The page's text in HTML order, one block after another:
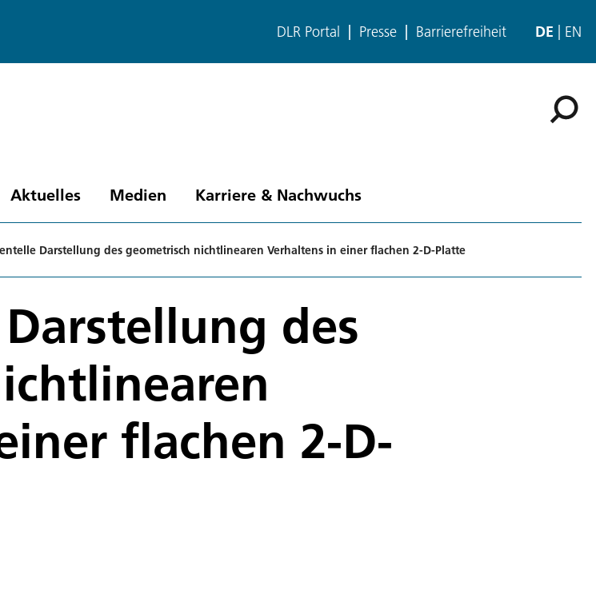
DLR Portal Presse Barrierefreiheit DE EN
Aktuelles Medien Karriere & Nachwuchs
Darstellung des geometrisch nichtlinearen Verhaltens in einer flachen 2-D-Platte
des
flachen 2-D-